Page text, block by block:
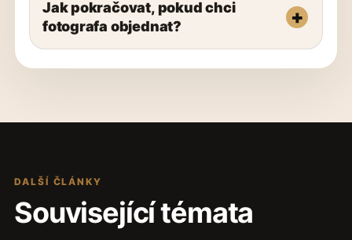
Jak pokračovat, pokud chci
fotografa objednat?
DALŠÍ ČLÁNKY
Související témata